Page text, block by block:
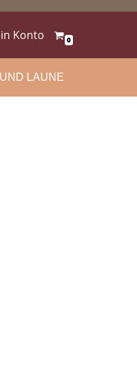
Konto 0
LAUNE